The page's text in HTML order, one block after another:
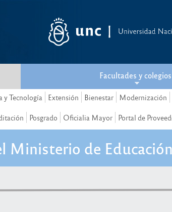
Facultades y colegios
y Tecnología Extensión Bienestar Modernización
Posgrado Oficialia Mayor Portal de
Ministerio de